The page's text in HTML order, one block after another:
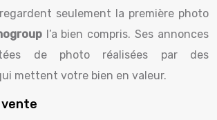
seulement la première photo
l’a bien compris. Ses annonces
de photo réalisées par des
mettent votre bien en valeur.
vente